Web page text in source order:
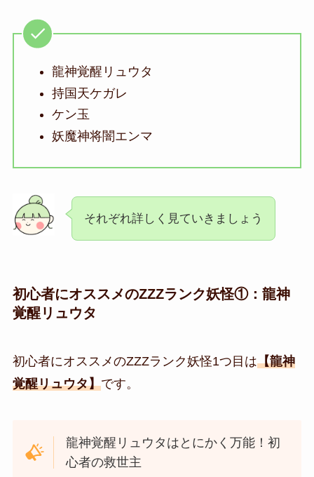
龍神覚醒リュウタ
持国天ケガレ
ケン玉
妖魔神将闇エンマ
それぞれ詳しく見ていきましょう
初心者にオススメのZZZランク妖怪①： 龍神
覚醒リュウタ
初心者にオススメのZZZランク妖怪1つ目は【龍神
覚醒リュウタ】です。
龍神覚醒リュウタはとにかく万能！初
心者の救世主